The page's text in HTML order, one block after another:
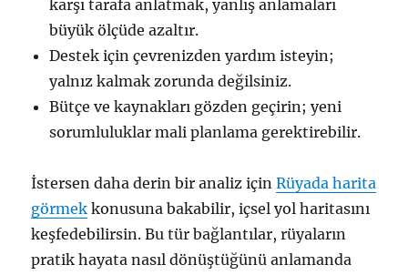
karşı tarafa anlatmak, yanlış anlamaları
büyük ölçüde azaltır.
Destek için çevrenizden yardım isteyin;
yalnız kalmak zorunda değilsiniz.
Bütçe ve kaynakları gözden geçirin; yeni
sorumluluklar mali planlama gerektirebilir.
İstersen daha derin bir analiz içinRüyada harita
görmek konusuna bakabilir, içsel yol haritasını
keşfedebilirsin. Bu tür bağlantılar, rüyaların
pratik hayata nasıl dönüştüğünü anlamanda